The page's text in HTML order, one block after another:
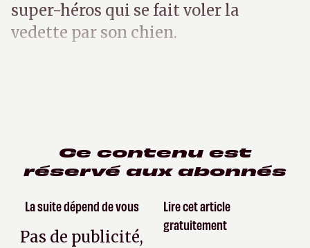
super-héros qui se fait voler la
vedette par son chien.
Ce contenu est
réservé aux abonnés
La suite dépend de vous
Pas de publicité,
Lire cet article
gratuitement